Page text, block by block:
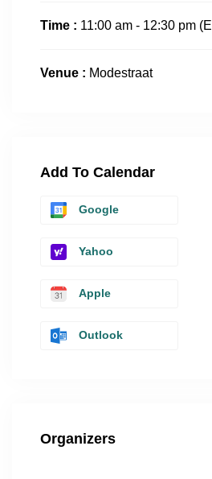
Time : 11:00 am - 12:30 pm
Venue : Modestraat
Add To Calendar
Google
Yahoo
Apple
Outlook
Organizers